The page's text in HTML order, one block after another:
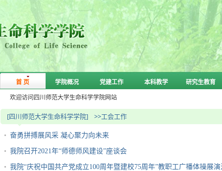
首 页 学院概况 党建工作 本科教学 研究生教育
欢迎访问四川师范大学生命科学学院网站
[四川师范大学生命科学学院] >>工会工作
奋勇拼搏展风采 凝心聚力向未来
我院召开2021年“师德师风建设”座谈会
我院“庆祝中国共产党成立100周年暨建校75周年”教职工广播体操展